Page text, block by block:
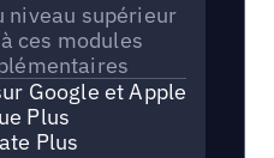
niveau supérieur
ces modules
Google et Apple
Plus
Plus